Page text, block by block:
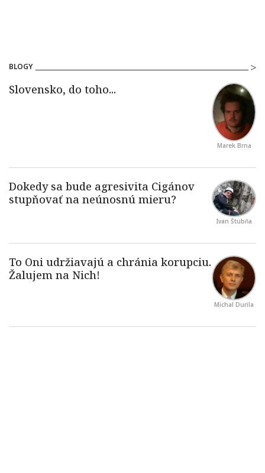
BLOGY
Marek Brna
Ivan Štubňa
Michal Durila